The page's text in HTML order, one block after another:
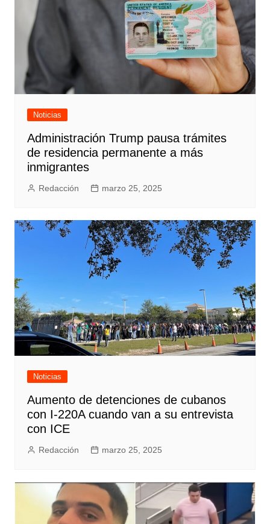
Noticias
Administración Trump pausa trámites
de residencia permanente a más
inmigrantes
Redacción marzo 25, 2025
Noticias
Aumento de detenciones de cubanos
con I-220A cuando van a su entrevista
con ICE
Redacción marzo 25, 2025